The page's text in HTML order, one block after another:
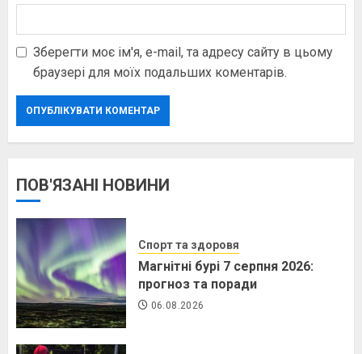
Зберегти моє ім'я, e-mail, та адресу сайту в цьому
браузері для моїх подальших коментарів.
ПОВ'ЯЗАНІ НОВИНИ
Спорт та здоровя
Магнітні бурі 7 серпня 2026:
прогноз та поради
06.08.2026